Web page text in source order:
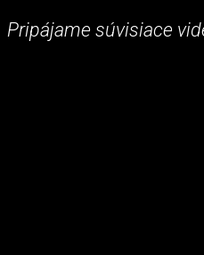
Pripájame súvisiace